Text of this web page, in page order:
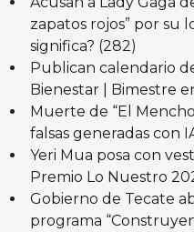
zapatos rojos” por su
significa? (282)
Publican calendario
Bienestar | Bimestre
Muerte de “El
falsas generadas con
Yeri Mua posa con
Premio Lo Nuestro
Gobierno de Tecate
programa